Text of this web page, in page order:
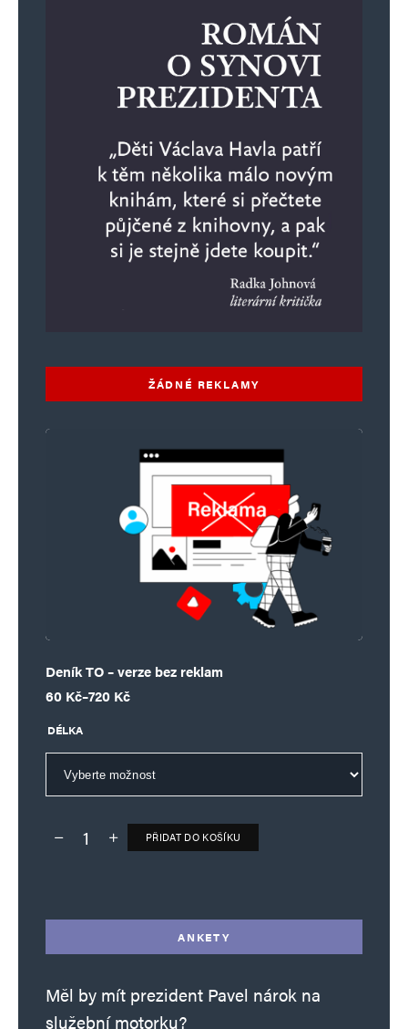
ŽÁDNÉ REKLAMY
Deník TO – verze bez reklam
60 Kč–720 Kč
Rozpětí cen: 60 Kč až 720 Kč
DÉLKA
Deník TO – verze bez reklam množství
PŘIDAT DO KOŠÍKU
ANKETY
Měl by mít prezident Pavel nárok na
služební motorku?